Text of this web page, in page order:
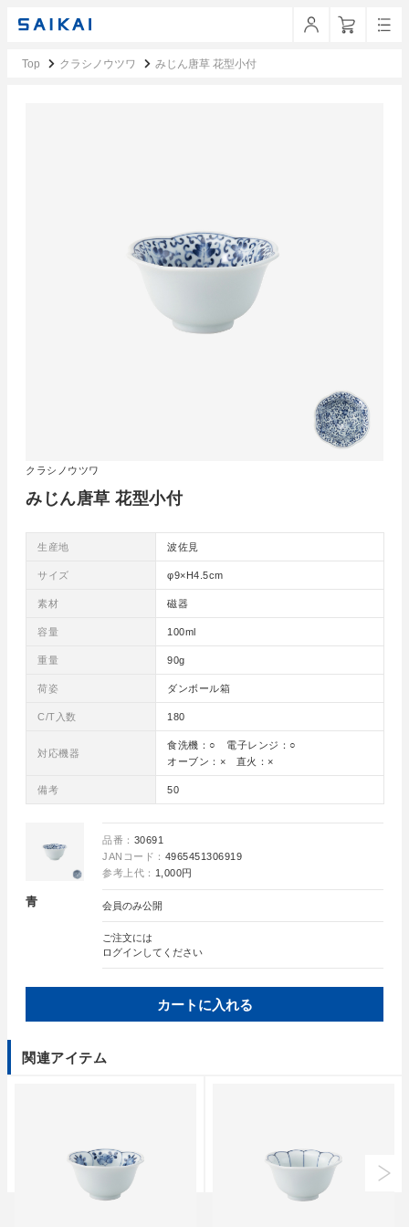
Top クラシノウツワ みじん唐草 花型小付
みじん唐草 花型小付
クラシノウツワ
生産地 波佐見
サイズ φ9×H4.5cm
素材 磁器
容量 100ml
重量 90g
荷姿 ダンボール箱
C/T入数 180
対応機器
食洗機：○ 電子レンジ：○
オーブン：× 直火：×
備考 50
青
品番： 30691
JANコード： 4965451306919
参考上代： 1,000円
会員のみ公開
ご注文には
ログイン してください
カートに入れる
関連アイテム